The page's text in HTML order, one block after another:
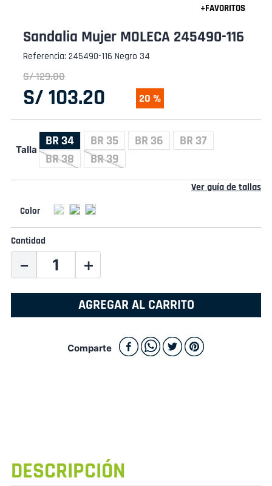
Sandalia Mujer MOLECA 245490-116
Referencia: 245490-116 Negro 34
S/129.00
S/ 103.20 20 %
Talla
BR 34 BR 35 BR 36
BR 37
BR 38
BR 39
Ver guía de tallas
Cantidad
＋
－
AGREGAR AL CARRITO
Comparte
DESCRIPCIÓN